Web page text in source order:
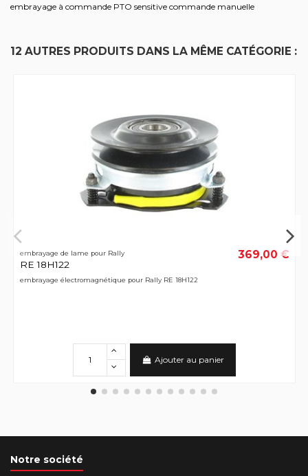
embrayage à commande PTO sensitive commande manuelle
12 AUTRES PRODUITS DANS LA MÊME CATÉGORIE :
embrayage de lame pour Rally
RE 18H122
369,00 €
embrayage électromagnétique pour Rally RE 18H122
Ajouter au panier
Notre société